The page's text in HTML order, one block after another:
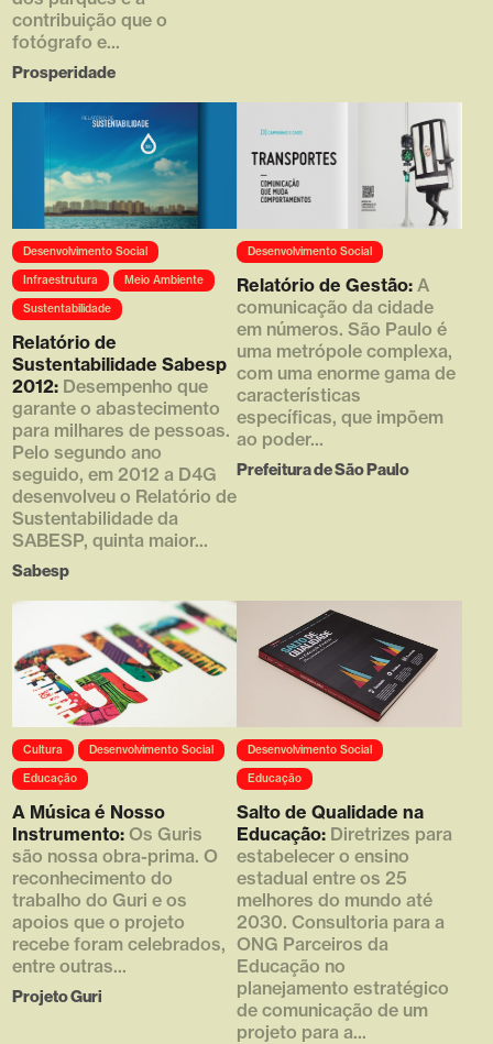
contribuição que o
fotógrafo e...
Prosperidade
Array ( [0] =>
https://d4g.com.br/wp-
content/uploads/2019/03/thumb
_610x790-1.png [1] => 610 [2]
=> 790 [3] => )
Desenvolvimento Social
Infraestrutura
Meio Ambiente
Sustentabilidade
Relatório de
Sustentabilidade Sabesp
2012: Desempenho que
garante o abastecimento
para milhares de pessoas.
Pelo segundo ano
seguido, em 2012 a D4G
desenvolveu o Relatório de
Sustentabilidade da
SABESP, quinta maior...
Sabesp
Array ( [0] =>
https://d4g.com.br/wp-
content/uploads/2016/05/thumb
_450x380_1.jpg [1] => 450 [2]
=> 380 [3] => )
Desenvolvimento Social
Relatório de Gestão: A
comunicação da cidade
em números. São Paulo é
uma metrópole complexa,
com uma enorme gama de
características
específicas, que impõem
ao poder...
Prefeitura de São Paulo
Array ( [0] =>
https://d4g.com.br/wp-
content/uploads/2016/05/07_3-
768x512.jpg [1] => 768 [2] =>
512 [3] => 1 )
Cultura
Desenvolvimento Social
Educação
A Música é Nosso
Instrumento:Os Guris
são nossa obra-prima. O
reconhecimento do
trabalho do Guri e os
apoios que o projeto
recebe foram celebrados,
entre outras...
Projeto Guri
Array ( [0] =>
https://d4g.com.br/wp-
content/uploads/2016/05/001_3-
768x463.jpg [1] => 768 [2] =>
463 [3] => 1 )
Desenvolvimento Social
Educação
Salto de Qualidade na
Educação: Diretrizes para
estabelecer o ensino
estadual entre os 25
melhores do mundo até
2030. Consultoria para a
ONG Parceiros da
Educação no
planejamento estratégico
de comunicação de um
projeto para a...